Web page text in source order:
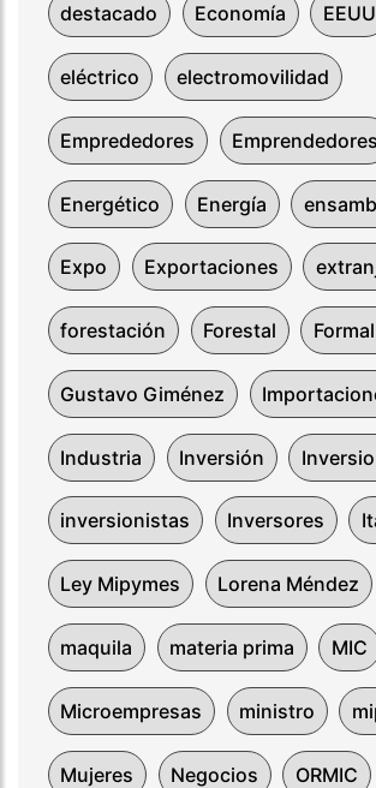
destacado Economía EEUU
eléctrico electromovilidad
Emprededores Emprendedores
Energético Energía
Expo Exportaciones
forestación Forestal
Gustavo Giménez
Industria Inversión
inversionistas Inversores
Ley Mipymes Lorena Méndez
maquila materia prima MIC
Microempresas ministro
Mujeres Negocios ORMIC